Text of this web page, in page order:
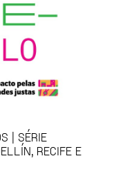
| SÉRIE
RECIFE E